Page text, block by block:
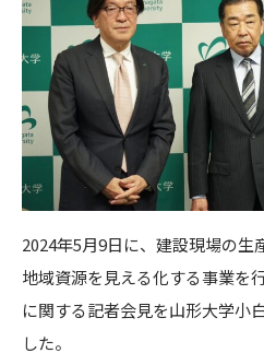
2024年5月9日に、建設現場の生
地域資源を見える化する事業を
に関する記者会見を山形大学小
した。